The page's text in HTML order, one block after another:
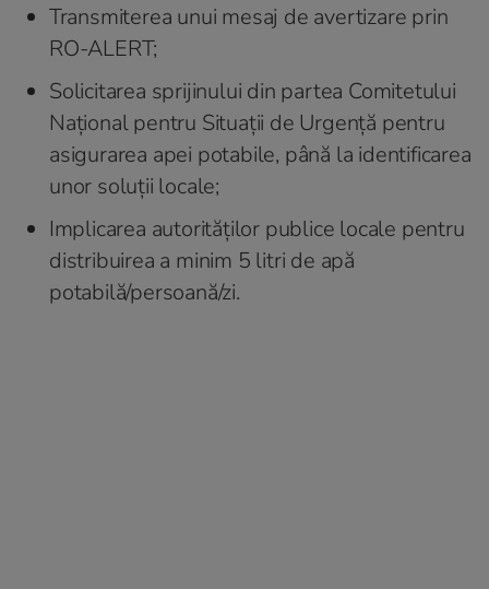
⁠Transmiterea unui mesaj de avertizare prin
RO-ALERT;
Solicitarea sprijinului din partea Comitetului
Național pentru Situații de Urgență pentru
asigurarea apei potabile, până la identificarea
unor soluții locale;
⁠Implicarea autorităților publice locale pentru
distribuirea a minim 5 litri de apă
potabilă/persoană/zi.